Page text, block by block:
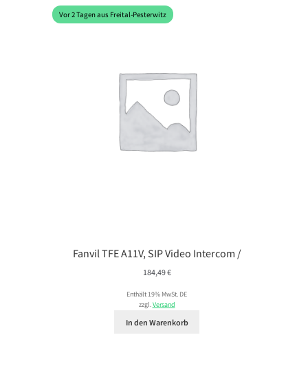
Vor 2 Tagen aus Freital-Pesterwitz
Fanvil TFE A11V, SIP Video Intercom /
184,49€
Enthält 19% MwSt. DE
zzgl.Versand
In den Warenkorb